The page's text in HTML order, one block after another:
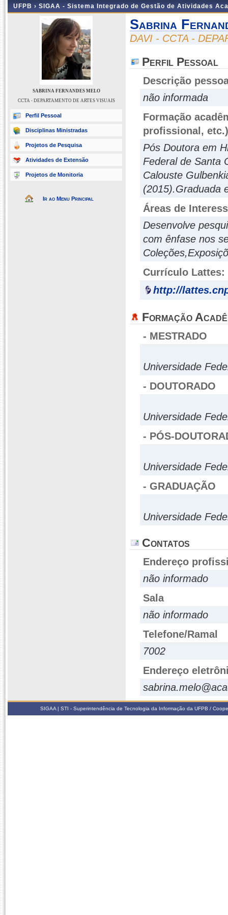
UFPB › SIGAA - Sistema Integrado de Gestão de Atividades
SABRINA FERNANDES MELO
CCTA - DEPARTAMENTO DE ARTES VISUAIS
Perfil Pessoal
Disciplinas Ministradas
Projetos de Pesquisa
Atividades de Extensão
Projetos de Monitoria
Ir ao Menu Principal
Sabrina
DAVI - CCTA -
Perfil Pessoal
Descrição
não informada
Formação
profissional, etc.)
Pós Doutora em
Federal de Santa
Calouste
(2015).Graduada
Áreas de
Desenvolve
com ênfase nos
Currículo Lattes:
http://
Formação
- MESTRADO
Universidade
- DOUTORADO
Universidade
- PÓS-
Universidade
- GRADUAÇÃO
Universidade
Contatos
Endereço
não informado
Sala
não informado
Telefone/Ramal
7002
Endereço
SIGAA | STI - Superintendência de Tecnologia da Informação da UFPB /